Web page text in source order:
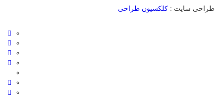
طراحی سایت : کلکسیون طراحی